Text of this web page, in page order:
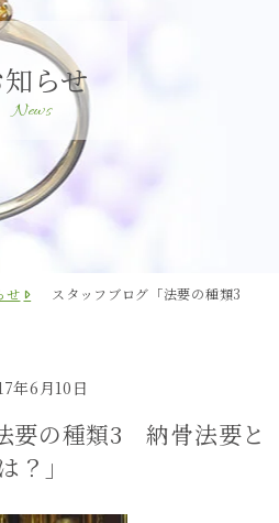
らせ
News
せ
スタッフブログ「法要の種類3
年6月10日
要の種類3 納骨法要と
は？」